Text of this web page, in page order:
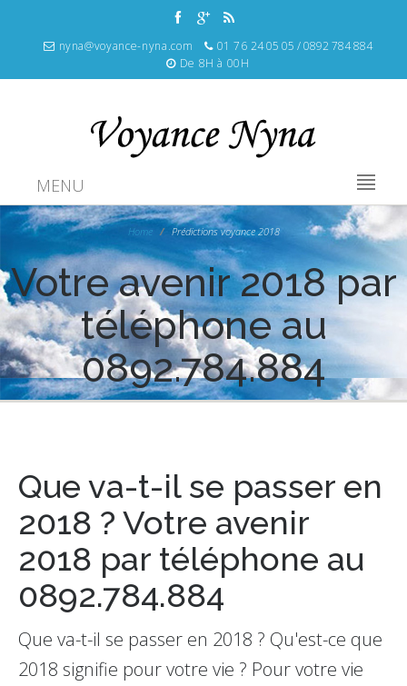
nyna@voyance-nyna.com
01 76 24 05 05 / 0892 784 884
De 8H à 00H
MENU
Home Prédictions voyance 2018
Votre avenir 2018 par
téléphone au
0892.784.884
Que va-t-il se passer en
2018 ? Votre avenir
2018 par téléphone au
0892.784.884
Que va-t-il se passer en 2018 ? Qu'est-ce que
2018 signifie pour votre vie ? Pour votre vie